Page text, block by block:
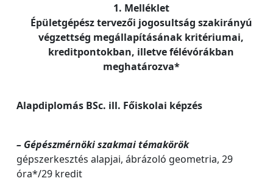
1. Melléklet
Épületgépész tervezői jogosultság szakirányú
végzettség megállapításának kritériumai,
kreditpontokban, illetve félévórákban
meghatározva*
Alapdiplomás BSc. ill. Főiskolai képzés
– Gépészmérnöki szakmai témakörök
gépszerkesztés alapjai, ábrázoló geometria, 29
óra*/29 kredit